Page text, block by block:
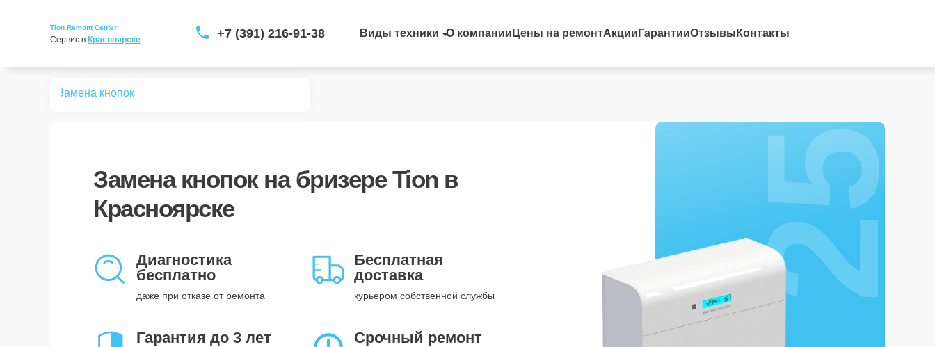
Tion Remont Center
Сервис в Красноярске +7 (391) 216-91-38 Виды техники О компании Цены на ремонтАкции ГарантииОтзывы Контакты
Замена кнопок
Замена кнопокна бризере Tion в
Красноярске
Диагностика
бесплатно
даже при отказе от ремонта
Бесплатная
доставка
курьером собственной службы
Гарантия до 3 лет Срочный ремонт
25%